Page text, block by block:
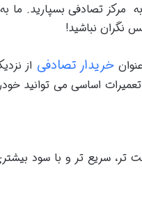
مرکز تصادفی بسپارید. ما
نگران نباشید!
خریدار تصادفی از
اساسی می توانید
تر، سریع تر و با سود